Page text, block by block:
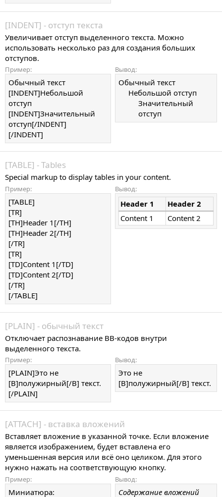
[INDENT] - отступ текста
Увеличивает отступ выделенного текста. Можно
использовать несколько раз для создания больших
отступов.
Пример:
Обычный текст
[INDENT]Небольшой
отступ
[INDENT]Значительный
отступ[/INDENT]
[/INDENT]
Вывод:
Обычный текст
Небольшой отступ
Значительный
отступ​
[TABLE] - Tables
Special markup to display tables in your content.
Пример:
[TABLE]
[TR]
[TH]Header 1[/TH]
[TH]Header 2[/TH]
[/TR]
[TR]
[TD]Content 1[/TD]
[TD]Content 2[/TD]
[/TR]
[/TABLE]
Вывод:
Header 1
Header 2
Content 1
Content 2
[PLAIN] - обычный текст
Отключает распознавание BB-кодов внутри
выделенного текста.
Пример:
[PLAIN]Это не
[B]полужирный[/B] текст.
[/PLAIN]
Вывод:
Это не
[B]полужирный[/B] текст.
[ATTACH] - вставка вложений
Вставляет вложение в указанной точке. Если вложение
является изображением, будет вставлена его
уменьшенная версия или всё оно целиком. Для этого
нужно нажать на соответствующую кнопку.
Пример:
Миниатюра:
Вывод:
Содержание вложений